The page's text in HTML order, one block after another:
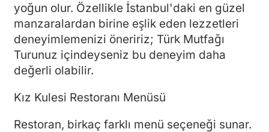
yoğun olur. Özellikle İstanbul'daki en güzel
manzaralardan birine eşlik eden lezzetleri
deneyimlemenizi öneririz; Türk Mutfağı
Turunuz içindeyseniz bu deneyim daha
değerli olabilir.
Kız Kulesi Restoranı Menüsü
Restoran, birkaç farklı menü seçeneği sunar.